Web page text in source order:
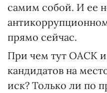
самим собой. И ее
прямо сейчас.
При чем тут ОАСК
кандидатов на
иск? Только ли по